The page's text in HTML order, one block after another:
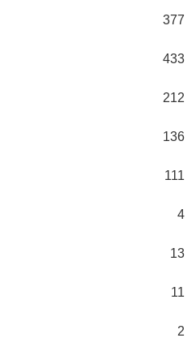
377
433
212
136
111
4
13
11
2